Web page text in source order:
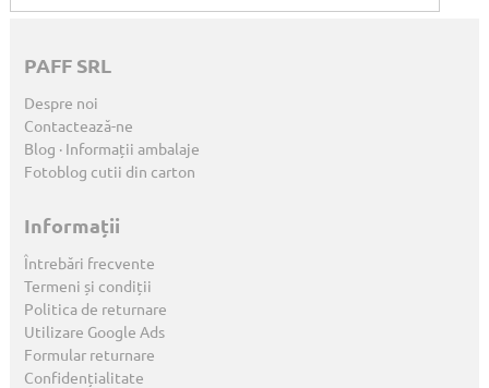
PAFF SRL
Despre noi
Contactează-ne
Blog · Informații ambalaje
Fotoblog cutii din carton
Informații
Întrebări frecvente
Termeni și condiții
Politica de returnare
Utilizare Google Ads
Formular returnare
Confidențialitate